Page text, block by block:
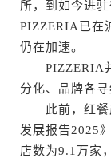
所，到如今进
PIZZERIA已在
仍在加速。
PIZZERIA并
分化、品牌各
此前，红餐
发展报告2025
店数为9.1万家